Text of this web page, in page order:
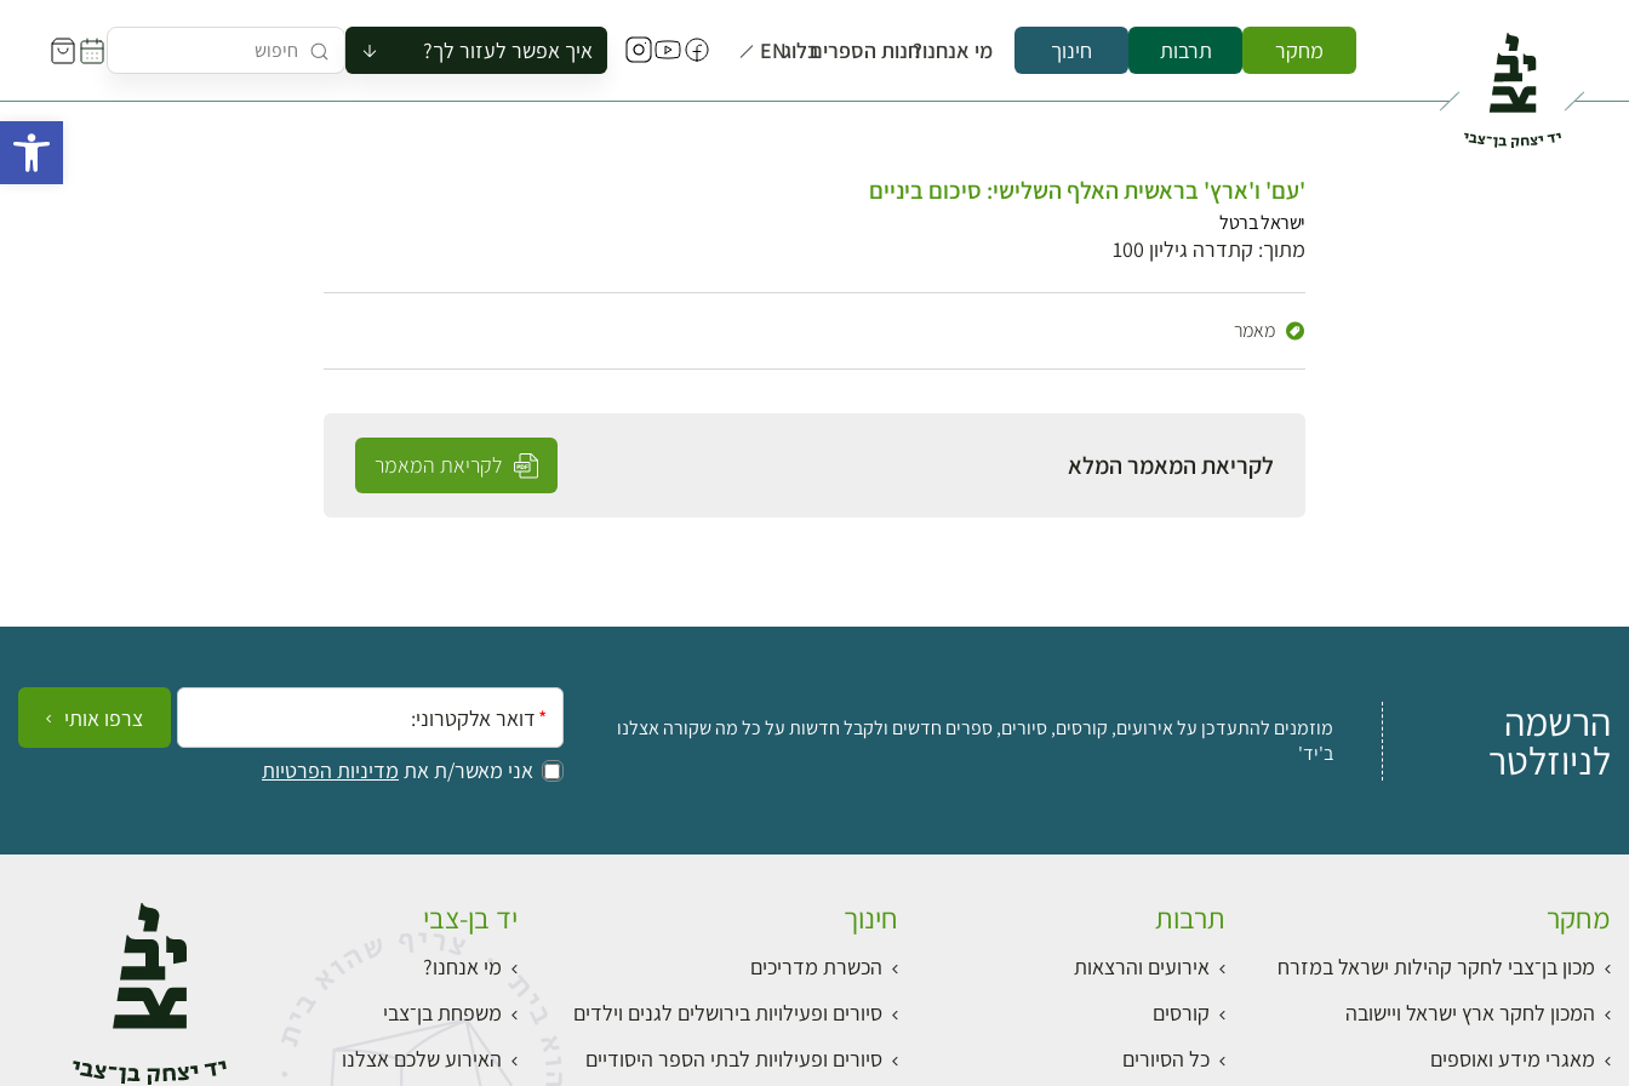
מחקר תרבות חינוך מי אנחנו?חנות הספריםבלוגEN איך אפשר לעזור לך?
להזמין סיור לקבוצה
'עם' ו'ארץ' בראשית האלף השלישי: סיכום ביניים
ישראל ברטל
מתוך: קתדרה גיליון 100
מאמר
לקריאת המאמר המלא לקריאת המאמר
הרשמה
לניוזלטר
מוזמנים להתעדכן על אירועים, קורסים, סיורים, ספרים חדשים ולקבל חדשות על כל מה שקורה אצלנו
ב'יד'
אימייל:
אני מאשר/ת את מדיניות הפרטיות
צרפו אותי
מחקר
מכון בן־צבי לחקר קהילות ישראל במזרח
המכון לחקר ארץ ישראל ויישובה
מאגרי מידע ואוספים
תרבות
אירועים והרצאות
קורסים
כל הסיורים
חינוך
הכשרת מדריכים
סיורים ופעילויות בירושלים לגנים וילדים
סיורים ופעילויות לבתי הספר היסודיים
יד בן-צבי
מי אנחנו?
משפחת בן־צבי
האירוע שלכם אצלנו